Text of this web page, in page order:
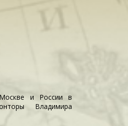
и России в
Владимира